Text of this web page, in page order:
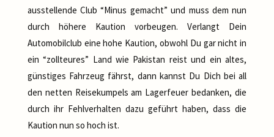
ausstellende Club “Minus gemacht” und muss dem nun
durch höhere Kaution vorbeugen. Verlangt Dein
Automobilclub eine hohe Kaution, obwohl Du gar nicht in
ein “zollteures” Land wie Pakistan reist und ein altes,
günstiges Fahrzeug fährst, dann kannst Du Dich bei all
den netten Reisekumpels am Lagerfeuer bedanken, die
durch ihr Fehlverhalten dazu geführt haben, dass die
Kaution nun so hoch ist.